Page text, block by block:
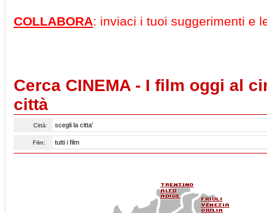
COLLABORA: inviaci i tuoi suggerimenti e
Cerca CINEMA - I film oggi al
città
Città:
Film: